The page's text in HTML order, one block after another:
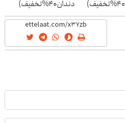
دندان40%تخفیف)